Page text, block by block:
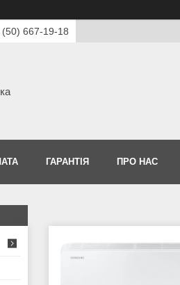
(50) 667-19-18
ГАРАНТІЯ ПРО НАС